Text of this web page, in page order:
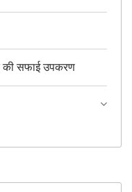
की सफाई उपकरण